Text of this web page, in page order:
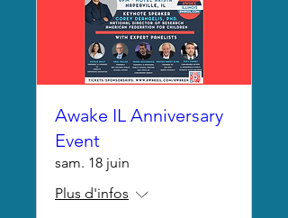
Awake IL Anniversary
Event
sam. 18 juin
Plus d'infos